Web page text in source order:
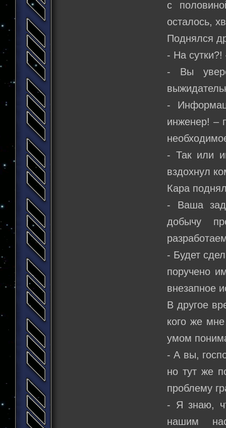
с
осталось,
Поднялся
- На
- Вы
-
инженер! –
- Так или
вздохнул
Кара
- Ваша
добычу
- Будет
поручено
внезапное
В другое
кого же
умом
- А вы,
но тут же
проблему
- Я знаю,
нашим